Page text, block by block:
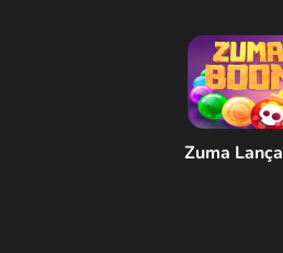
Zuma Lança